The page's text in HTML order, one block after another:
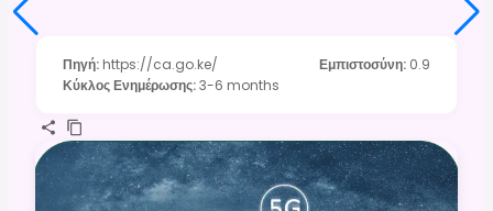
Πηγή: https://ca.go.ke/ Εμπιστοσύνη: 0.9
Κύκλος Ενημέρωσης:3-6 months